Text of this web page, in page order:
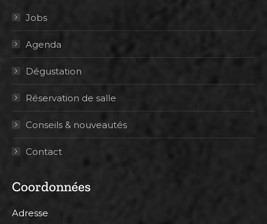
Jobs
Agenda
Dégustation
Réservation de salle
Conseils & nouveautés
Contact
Coordonnées
Adresse